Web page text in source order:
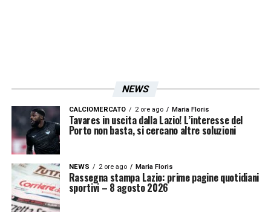
NEWS
CALCIOMERCATO 2 ore ago Maria Floris
Tavares in uscita dalla Lazio! L’interesse del
Porto non basta, si cercano altre soluzioni
NEWS 2 ore ago Maria Floris
Rassegna stampa Lazio: prime pagine quotidiani
sportivi – 8 agosto 2026